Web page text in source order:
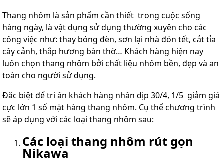
(
lồng
)
Thang
nhôm
gấp
4
Thang
nhôm
bàn
Thang
Thang nhôm là sản phẩm cần thiết trong cuộc sống
hàng ngày, là vật dụng sử dụng thường xuyên cho các
công việc như: thay bóng đèn, sơn lại nhà đón tết, cắt tỉa
cây cảnh, thắp hương bàn thờ… Khách hàng hiện nay
luôn chọn thang nhôm bởi chất liệu nhôm bền, đẹp và an
toàn cho người sử dụng.
Đăc biệt để tri ân khách hàng nhân dịp 30/4, 1/5 giảm giá
cực lớn 1 số mặt hàng thang nhôm. Cụ thể chương trình
sẽ áp dụng với các loại thang nhôm sau:
Các loại thang nhôm rút gọn
Nikawa